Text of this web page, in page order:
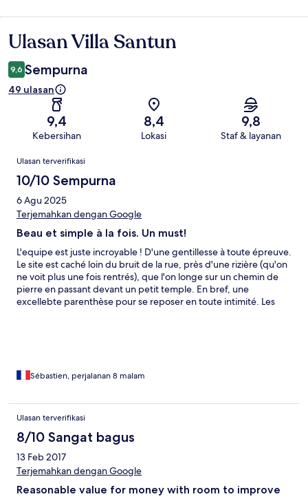
Ulasan
Ulasan Villa Santun
9,6 Sempurna
49 ulasan
9,4
Kebersihan
8,4
Lokasi
9,8
Staf & layanan
Ulasan
Ulasan terverifikasi
10/10 Sempurna
6 Agu 2025
Terjemahkan dengan Google
Beau et simple à la fois. Un must!
L'equipe est juste incroyable ! D'une gentillesse à toute épreuve.
Le site est caché loin du bruit de la rue, près d'une rizière (qu'on
ne voit plus une fois rentrés), que l'on longe sur un chemin de
pierre en passant devant un petit temple. En bref, une
excellebte parenthèse pour se reposer en toute intimité. Les
intimité.
Sébastien, perjalanan 8 malam
Ulasan terverifikasi
8/10 Sangat bagus
13 Feb 2017
Terjemahkan dengan Google
Reasonable value for money with room to improve